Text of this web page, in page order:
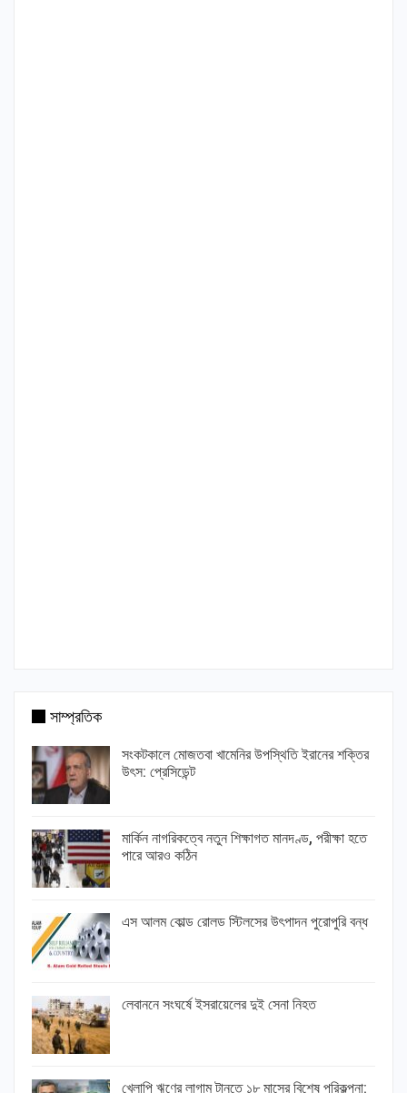
সাম্প্রতিক
সংকটকালে মোজতবা খামেনির উপস্থিতি ইরানের শক্তির
উৎস: প্রেসিডেন্ট
মার্কিন নাগরিকত্বে নতুন শিক্ষাগত মানদণ্ড, পরীক্ষা হতে
পারে আরও কঠিন
এস আলম কোল্ড রোলড স্টিলসের উৎপাদন পুরোপুরি বন্ধ
লেবাননে সংঘর্ষে ইসরায়েলের দুই সেনা নিহত
খেলাপি ঋণের লাগাম টানতে ১৮ মাসের বিশেষ পরিকল্পনা: